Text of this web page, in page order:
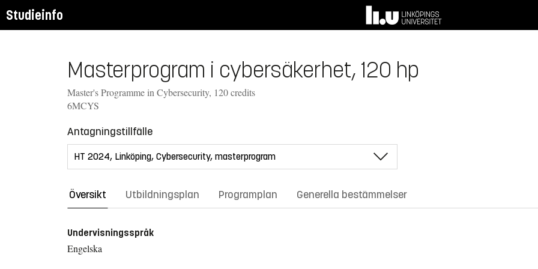
Studieinfo
Masterprogram i cybersäkerhet, 120 hp
Master's Programme in Cybersecurity, 120 credits
6MCYS
Antagningstillfälle
Översikt Utbildningsplan Programplan Generella bestämmelser
Undervisningsspråk
Engelska